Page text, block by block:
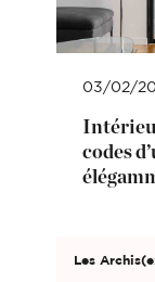
03/02/
codes
Les